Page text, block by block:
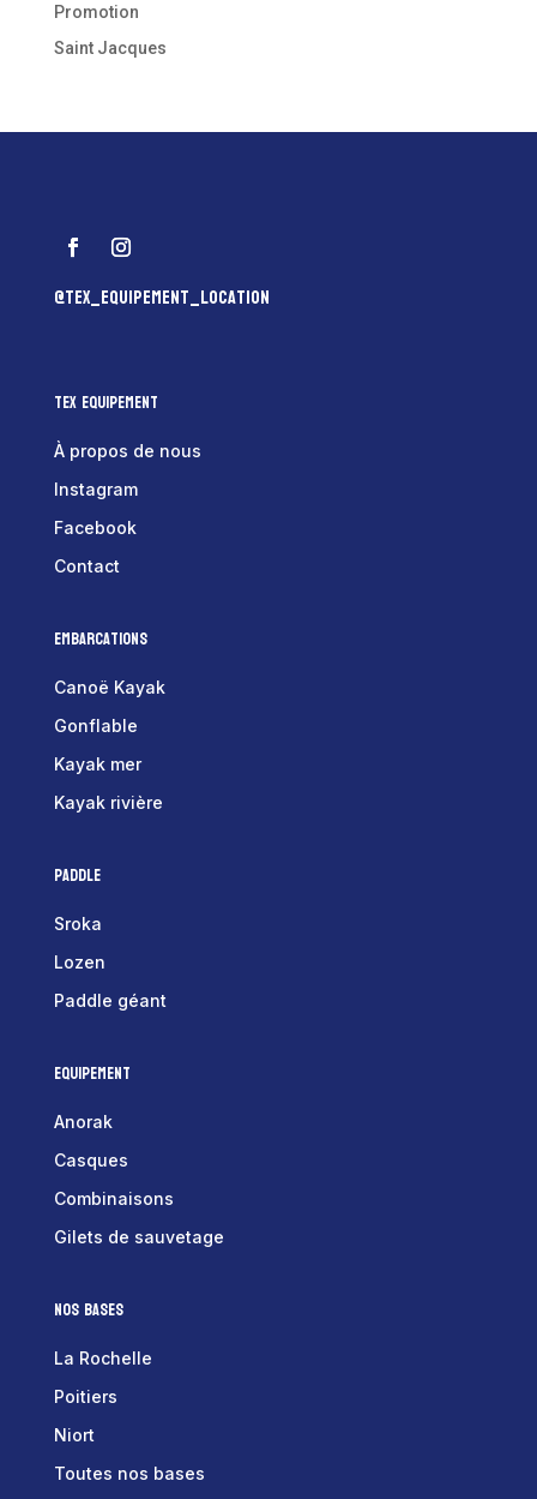
Promotion
Saint Jacques
@tex_equipement_location
Tex Equipement
À propos de nous
Instagram
Facebook
Contact
Embarcations
Canoë Kayak
Gonflable
Kayak mer
Kayak rivière
Paddle
Sroka
Lozen
Paddle géant
Equipement
Anorak
Casques
Combinaisons
Gilets de sauvetage
Nos bases
La Rochelle
Poitiers
Niort
Toutes nos bases